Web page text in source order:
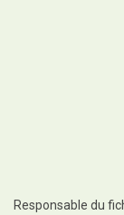
Responsable du